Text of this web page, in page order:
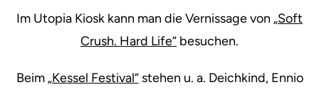
Im Utopia Kiosk kann man die Vernissage von „Soft
Crush. Hard Life“ besuchen.
Beim „Kessel Festival“stehen u. a. Deichkind, Ennio